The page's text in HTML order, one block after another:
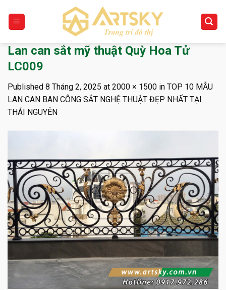
content
Lan can sắt mỹ thuật Quỳ Hoa Tử
LC009
Published 8 Tháng 2, 2025 at 2000 × 1500 in TOP 10 MẪU
LAN CAN BAN CÔNG SẮT NGHỆ THUẬT ĐẸP NHẤT TẠI
THÁI NGUYÊN